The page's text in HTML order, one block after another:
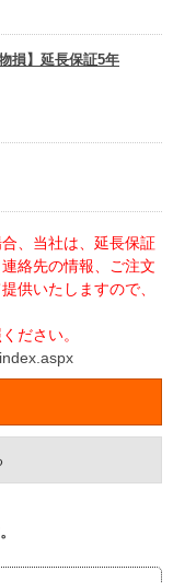
損】延長保証5年
、当社は、延長保証
絡先の情報、ご注文
供いたしますので、
ださい。